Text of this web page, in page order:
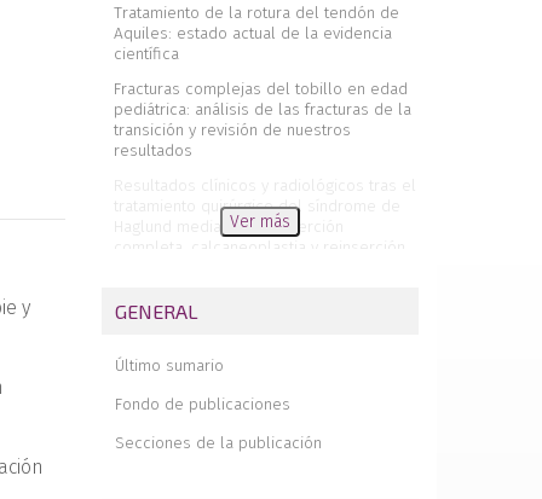
y
Tratamiento de la rotura del tendón de
Aquiles: estado actual de la evidencia
científica
Fracturas complejas del tobillo en edad
pediátrica: análisis de las fracturas de la
transición y revisión de nuestros
resultados
Resultados clínicos y radiológicos tras el
tratamiento quirúrgico del síndrome de
Haglund mediante desinserción
completa, calcaneoplastia y reinserción
Osteotomía de alargamiento de la
columna externa en el tratamiento del
propósito de 3 casos
Reconstrucción de una rotura del tendón
extensor común de los dedos debida a
Ver más
GENERAL
Último sumario
Fondo de publicaciones
Secciones de la publicación